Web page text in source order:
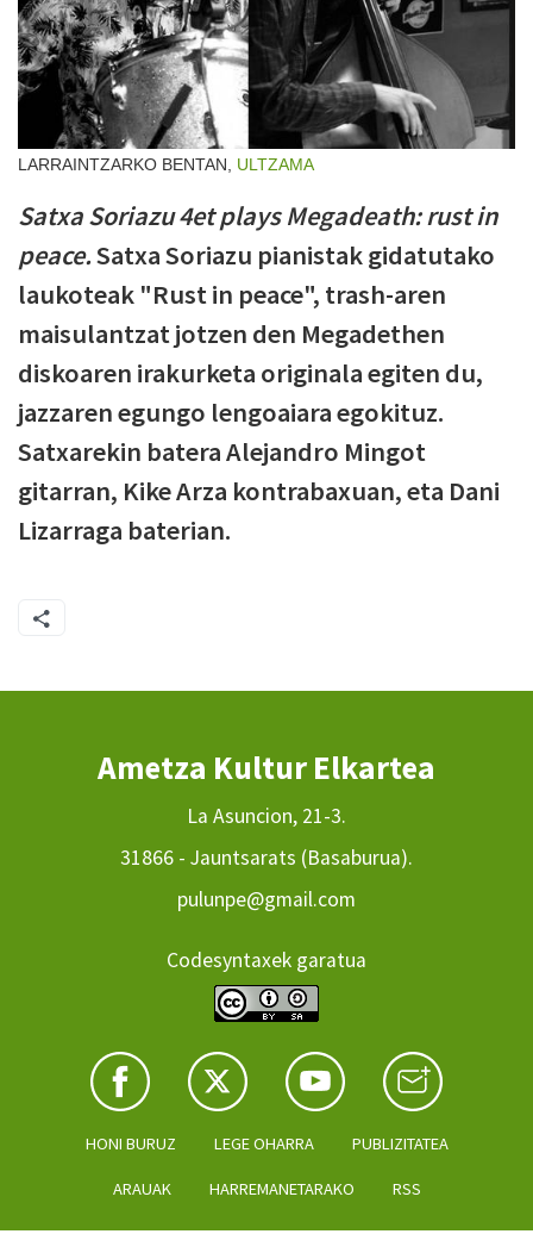
LARRAINTZARKO BENTAN, ULTZAMA
Satxa Soriazu 4et plays Megadeath: rust in
peace.Satxa Soriazu pianistak gidatutako
laukoteak "Rust in peace", trash-aren
maisulantzat jotzen den Megadethen
diskoaren irakurketa originala egiten du,
jazzaren egungo lengoaiara egokituz.
Satxarekin batera Alejandro Mingot
gitarran, Kike Arza kontrabaxuan, eta Dani
Lizarraga baterian.
Ametza Kultur Elkartea
La Asuncion, 21-3.
31866 - Jauntsarats (Basaburua).
pulunpe@gmail.com
Codesyntaxek garatua
HONI BURUZ LEGE OHARRA PUBLIZITATEA
ARAUAK HARREMANETARAKO RSS